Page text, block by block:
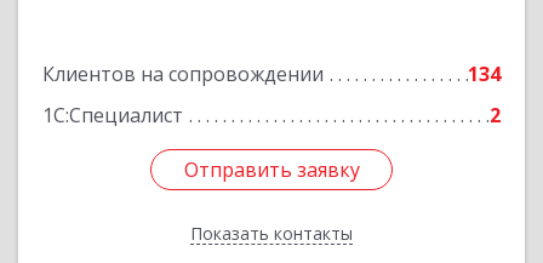
Клиентов на сопровождении
134
1С:Специалист
2
Отправить заявку
Показать контакты
Отправить заявку
Назад